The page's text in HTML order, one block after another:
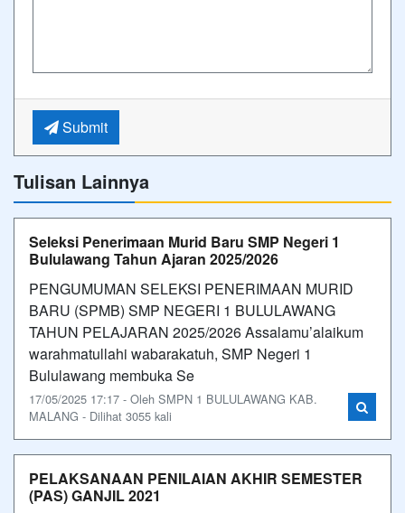
Submit
Tulisan Lainnya
Seleksi Penerimaan Murid Baru SMP Negeri 1
Bululawang Tahun Ajaran 2025/2026
PENGUMUMAN SELEKSI PENERIMAAN MURID
BARU (SPMB) SMP NEGERI 1 BULULAWANG
TAHUN PELAJARAN 2025/2026 Assalamu’alaikum
warahmatullahi wabarakatuh, SMP Negeri 1
Bululawang membuka Se
17/05/2025 17:17 - Oleh SMPN 1 BULULAWANG KAB.
MALANG - Dilihat 3055 kali
PELAKSANAAN PENILAIAN AKHIR SEMESTER
(PAS) GANJIL 2021